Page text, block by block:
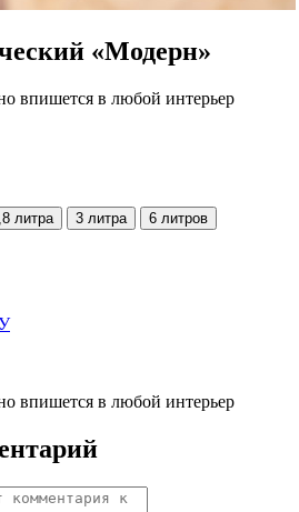
«Модерн»
впишется в любой интерьер
литра 3 литра 6 литров
впишется в любой интерьер